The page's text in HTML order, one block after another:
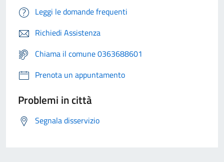
Leggi le domande frequenti
Richiedi Assistenza
Chiama il comune 0363688601
Prenota un appuntamento
Problemi in città
Segnala disservizio